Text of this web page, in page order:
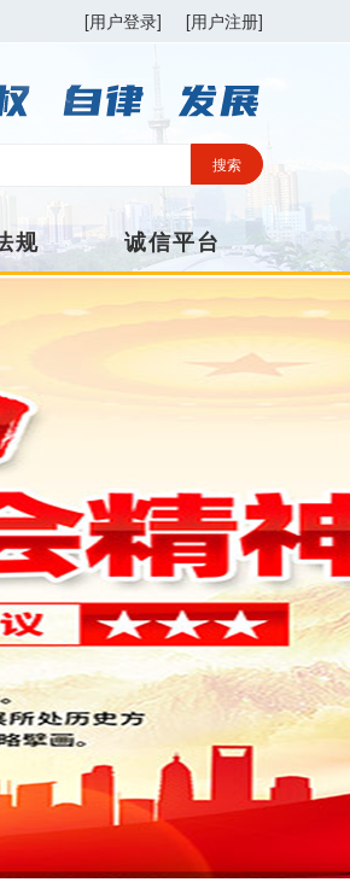
[用户注册]
[用户登录]
规 诚信平台